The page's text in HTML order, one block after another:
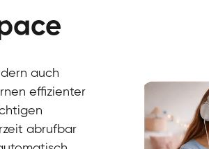
Klavier / Piano / Flügel
Klavier / Piano / Flügel
Klavier / Piano / Flügel
Klavier / Piano / Flügel
Klavier / Piano / Flügel
auch
effizienter
abrufbar